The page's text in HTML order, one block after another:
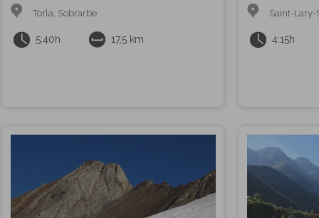
Torla, Sobrarbe
5:40h 17,5 km
Saint-Lary-
4:15h